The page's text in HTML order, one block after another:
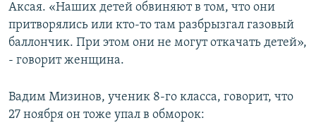
Аксая. «Наших детей обвиняют в том, что они
притворялись или кто-то там разбрызгал газовый
баллончик. При этом они не могут откачать детей»,
- говорит женщина.
Вадим Мизинов, ученик 8-го класса, говорит, что
27 ноября он тоже упал в обморок: